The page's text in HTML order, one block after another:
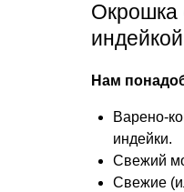
Окрошка
индейкой
Нам
Варено-
индейки.
Свежий
Свежие